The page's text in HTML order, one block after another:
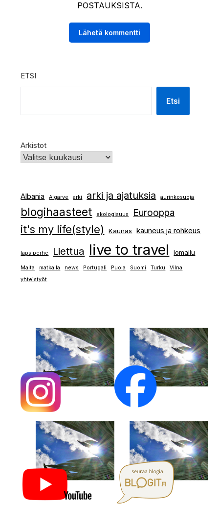
POSTAUKSISTA.
ETSI
Etsi
Arkistot
Albania Algarve arki arki ja ajatuksia aurinkosuoja
blogihaasteet ekologisuus Eurooppa
it's my life(style) Kaunas kauneus ja rohkeus
lapsiperhe Liettua live to travel lomailu
Malta matkalla news Portugali Puola Suomi Turku
Vilna
yhteistyöt